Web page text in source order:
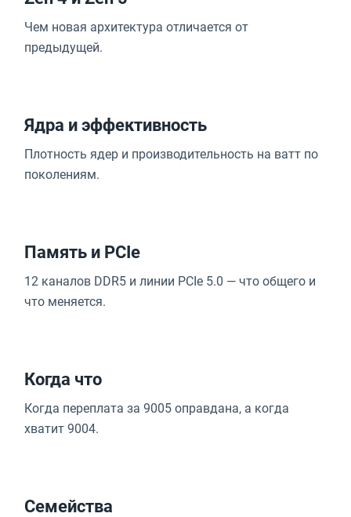
Чем новая архитектура отличается от
предыдущей.
Ядра и эффективность
Плотность ядер и производительность на ватт по
поколениям.
Память и PCIe
12 каналов DDR5 и линии PCIe 5.0 — что общего и
что меняется.
Когда что
Когда переплата за 9005 оправдана, а когда
хватит 9004.
Семейства